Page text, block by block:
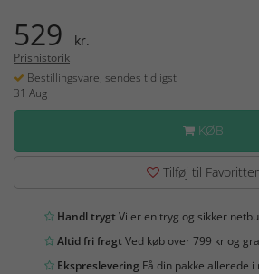
529 kr.
Prishistorik
Bestillingsvare, sendes tidligst
31 Aug
KØB
Tilføj til Favoritter
Handl trygtVi er en tryg og sikker
Altid fri fragtVed køb over 799 kr og
Ekspreslevering Få din pakke allerede i